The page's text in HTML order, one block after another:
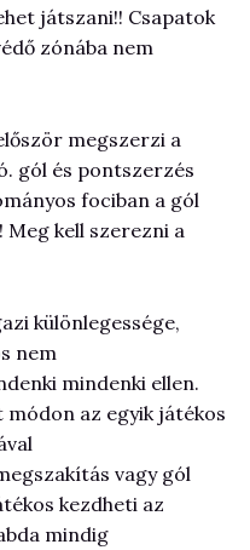
játszani!! Csapatok
zónába nem
megszerzi a
gól és pontszerzés
fociban a gól
kell szerezni a
különlegessége,
nem
mindenki ellen.
az egyik játékos
vagy gól
kezdheti az
mindig